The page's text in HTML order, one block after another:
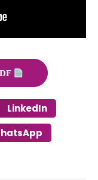
LinkedIn